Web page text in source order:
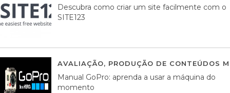
Descubra como criar um site facilmente com o
SITE123
AVALIAÇÃO, PRODUÇÃO DE CONTEÚDOS
Manual GoPro: aprenda a usar a máquina do
momento